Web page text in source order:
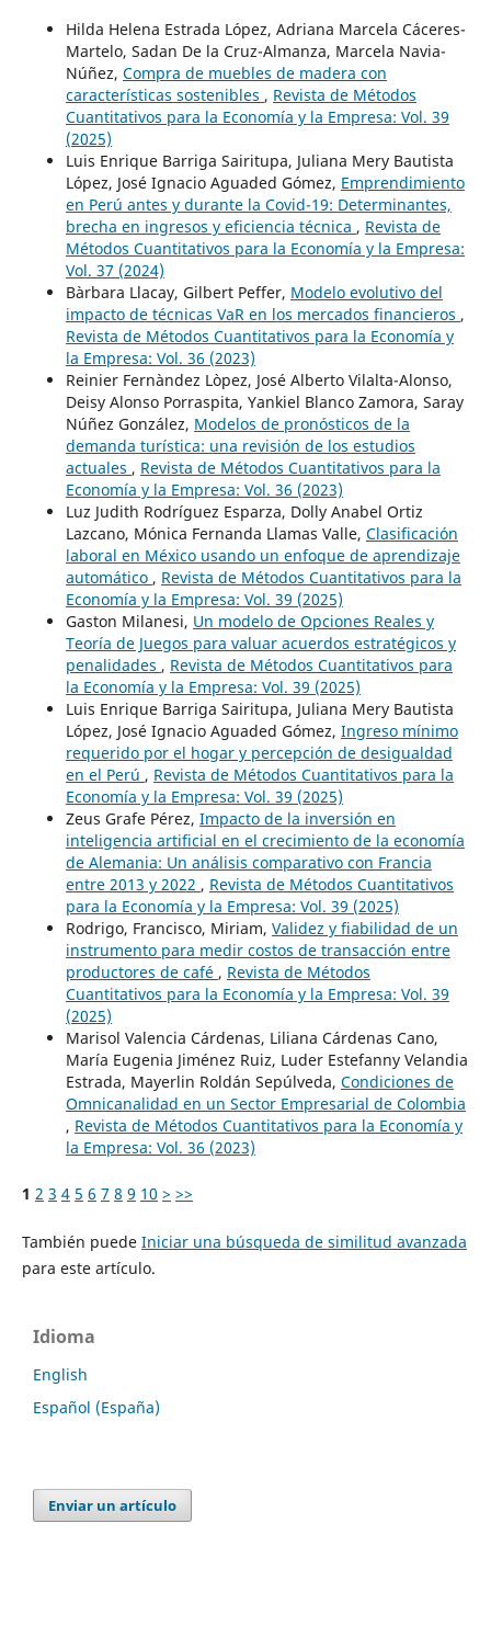
Hilda Helena Estrada López, Adriana Marcela Cáceres-
Martelo, Sadan De la Cruz-Almanza, Marcela Navia-
Núñez, Compra de muebles de madera con
características sostenibles , Revista de Métodos
Cuantitativos para la Economía y la Empresa: Vol. 39
(2025)
Luis Enrique Barriga Sairitupa, Juliana Mery Bautista
López, José Ignacio Aguaded Gómez, Emprendimiento
en Perú antes y durante la Covid-19: Determinantes,
brecha en ingresos y eficiencia técnica , Revista de
Métodos Cuantitativos para la Economía y la Empresa:
Vol. 37 (2024)
Bàrbara Llacay, Gilbert Peffer, Modelo evolutivo del
impacto de técnicas VaR en los mercados financieros ,
Revista de Métodos Cuantitativos para la Economía y
la Empresa: Vol. 36 (2023)
Reinier Fernàndez Lòpez, José Alberto Vilalta-Alonso,
Deisy Alonso Porraspita, Yankiel Blanco Zamora, Saray
Núñez González, Modelos de pronósticos de la
demanda turística: una revisión de los estudios
actuales , Revista de Métodos Cuantitativos para la
Economía y la Empresa: Vol. 36 (2023)
Luz Judith Rodríguez Esparza, Dolly Anabel Ortiz
Lazcano, Mónica Fernanda Llamas Valle, Clasificación
laboral en México usando un enfoque de aprendizaje
automático , Revista de Métodos Cuantitativos para la
Economía y la Empresa: Vol. 39 (2025)
Gaston Milanesi, Un modelo de Opciones Reales y
Teoría de Juegos para valuar acuerdos estratégicos y
penalidades , Revista de Métodos Cuantitativos para
la Economía y la Empresa: Vol. 39 (2025)
Luis Enrique Barriga Sairitupa, Juliana Mery Bautista
López, José Ignacio Aguaded Gómez, Ingreso mínimo
requerido por el hogar y percepción de desigualdad
en el Perú , Revista de Métodos Cuantitativos para la
Economía y la Empresa: Vol. 39 (2025)
Zeus Grafe Pérez, Impacto de la inversión en
inteligencia artificial en el crecimiento de la economía
de Alemania: Un análisis comparativo con Francia
entre 2013 y 2022 , Revista de Métodos Cuantitativos
para la Economía y la Empresa: Vol. 39 (2025)
Rodrigo, Francisco, Miriam, Validez y fiabilidad de un
instrumento para medir costos de transacción entre
productores de café , Revista de Métodos
Cuantitativos para la Economía y la Empresa: Vol. 39
(2025)
Marisol Valencia Cárdenas, Liliana Cárdenas Cano,
María Eugenia Jiménez Ruiz, Luder Estefanny Velandia
Estrada, Mayerlin Roldán Sepúlveda, Condiciones de
Omnicanalidad en un Sector Empresarial de Colombia
, Revista de Métodos Cuantitativos para la Economía y
la Empresa: Vol. 36 (2023)
1 2 3 4 5 6 7 8 9 10 > >>
También puede Iniciar una búsqueda de similitud avanzada
para este artículo.
Idioma
English
Español (España)
Enviar un artículo